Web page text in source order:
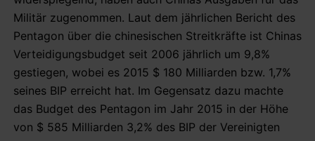
Militär zugenommen. Laut dem jährlichen Bericht des
Pentagon über die chinesischen Streitkräfte ist Chinas
Verteidigungsbudget seit 2006 jährlich um 9,8%
gestiegen, wobei es 2015 $ 180 Milliarden bzw. 1,7%
seines BIP erreicht hat. Im Gegensatz dazu machte
das Budget des Pentagon im Jahr 2015 in der Höhe
von $ 585 Milliarden 3,2% des BIP der Vereinigten